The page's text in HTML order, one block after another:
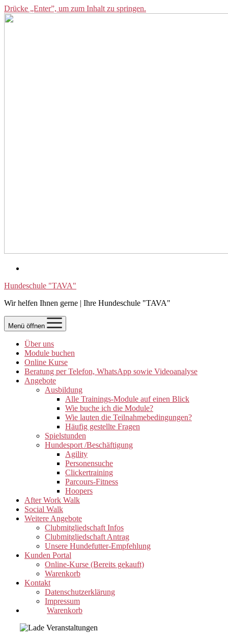
Drücke „Enter”, um zum Inhalt zu springen.
Hundeschule "TAVA"
Wir helfen Ihnen gerne | Ihre Hundeschule "TAVA"
Menü öffnen
Über uns
Module buchen
Online Kurse
Beratung per Telefon, WhatsApp sowie Videoanalyse
Angebote
Ausbildung
Alle Trainings-Module auf einen Blick
Wie buche ich die Module?
Wie lauten die Teilnahmebedingungen?
Häufig gestellte Fragen
Spielstunden
Hundesport /Beschäftigung
Agility
Personensuche
Clickertraining
Parcours-Fitness
Hoopers
After Work Walk
Social Walk
Weitere Angebote
Clubmitgliedschaft Infos
Clubmitgliedschaft Antrag
Unsere Hundefutter-Empfehlung
Kunden Portal
Online-Kurse (Bereits gekauft)
Warenkorb
Kontakt
Datenschutzerklärung
Impressum
Warenkorb